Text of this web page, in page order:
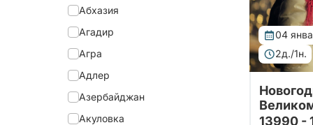
Абхазия
Агадир
Агра
Адлер
Азербайджан
Акуловка
04
2д./1н.
13990 -